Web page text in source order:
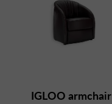
IGLOO armchair